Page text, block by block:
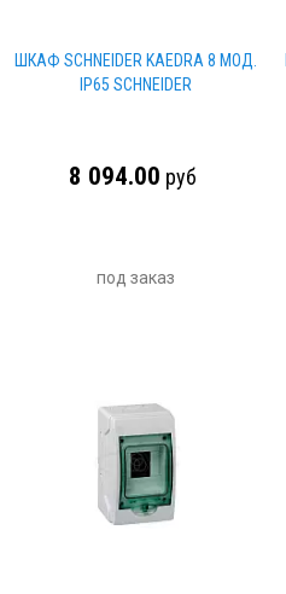
ШКАФ SCHNEIDER KAEDRA 8 МОД.
IP65 SCHNEIDER
8 094.00 руб
под заказ